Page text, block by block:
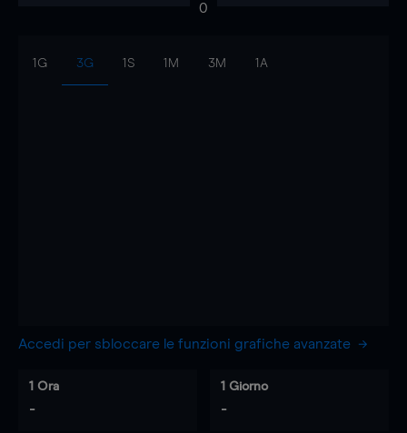
0
1G 3G 1S 1M 3M 1A
Accedi per sbloccare le funzioni grafiche avanzate
1 Ora
-
1 Giorno
-